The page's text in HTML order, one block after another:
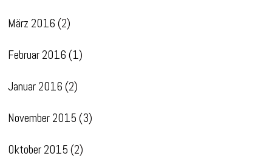
März 2016 (2)
Februar 2016 (1)
Januar 2016 (2)
November 2015 (3)
Oktober 2015 (2)